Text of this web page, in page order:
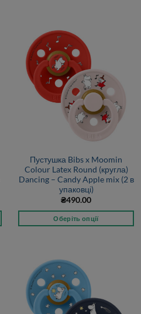
Пустушка Bibs x Moomin
Colour Latex Round (кругла)
Dancing – Candy Apple mix (2 в
упаковці)
₴490.00
Оберіть опції